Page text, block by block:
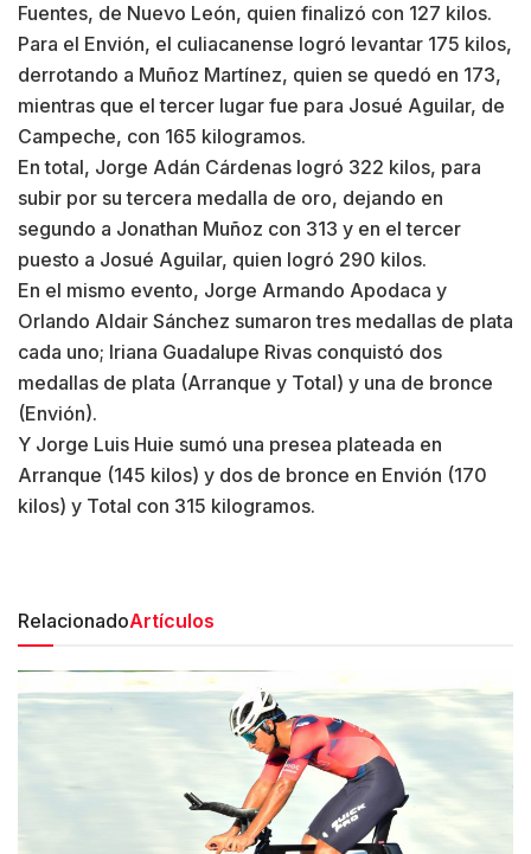
Fuentes, de Nuevo León, quien finalizó con 127 kilos.
Para el Envión, el culiacanense logró levantar 175 kilos,
derrotando a Muñoz Martínez, quien se quedó en 173,
mientras que el tercer lugar fue para Josué Aguilar, de
Campeche, con 165 kilogramos.
En total, Jorge Adán Cárdenas logró 322 kilos, para
subir por su tercera medalla de oro, dejando en
segundo a Jonathan Muñoz con 313 y en el tercer
puesto a Josué Aguilar, quien logró 290 kilos.
En el mismo evento, Jorge Armando Apodaca y
Orlando Aldair Sánchez sumaron tres medallas de plata
cada uno; Iriana Guadalupe Rivas conquistó dos
medallas de plata (Arranque y Total) y una de bronce
(Envión).
Y Jorge Luis Huie sumó una presea plateada en
Arranque (145 kilos) y dos de bronce en Envión (170
kilos) y Total con 315 kilogramos.
RelacionadoArtículos